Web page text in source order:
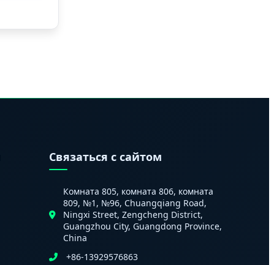
Связаться с сайтом
Комната 805, комната 806, комната
809, №1, №96, Chuangqiang Road,
Ningxi Street, Zengcheng District,
Guangzhou City, Guangdong Province,
China
+86-13929576863